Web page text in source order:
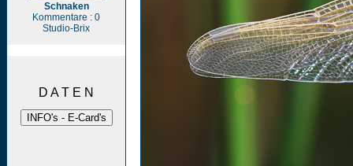
Schnaken
Kommentare : 0
Studio-Brix
D A T E N